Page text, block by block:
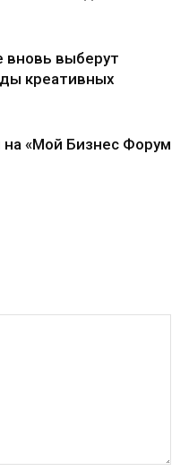
вновь выберут
креативных
на «Мой Бизнес Форум